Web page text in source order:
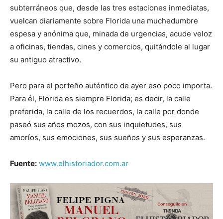
subterráneos que, desde las tres estaciones inmediatas,
vuelcan diariamente sobre Florida una muchedumbre
espesa y anónima que, minada de urgencias, acude veloz
a oficinas, tiendas, cines y comercios, quitándole al lugar
su antiguo atractivo.
Pero para el porteño auténtico de ayer eso poco importa.
Para él, Florida es siempre Florida; es decir, la calle
preferida, la calle de los recuerdos, la calle por donde
paseó sus años mozos, con sus inquietudes, sus
amoríos, sus emociones, sus sueños y sus esperanzas.
Fuente: www.elhistoriador.com.ar